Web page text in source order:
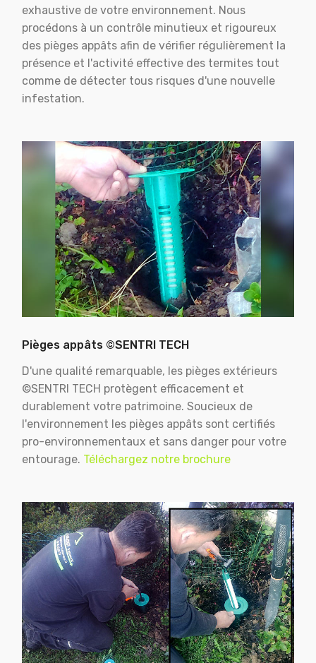
exhaustive de votre environnement. Nous
procédons à un contrôle minutieux et rigoureux
des pièges appâts afin de vérifier régulièrement la
présence et l'activité effective des termites tout
comme de détecter tous risques d'une nouvelle
infestation.
Pièges appâts ©SENTRI TECH
D'une qualité remarquable, les pièges extérieurs
©SENTRI TECH protègent efficacement et
durablement votre patrimoine. Soucieux de
l'environnement les pièges appâts sont certifiés
pro-environnementaux et sans danger pour votre
entourage. Téléchargez notre brochure